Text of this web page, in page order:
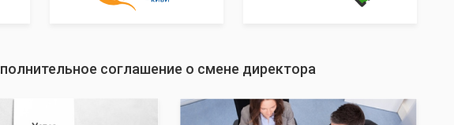
соглашение о смене директора